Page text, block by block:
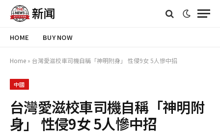
HOME BUY NOW
Home » 台灣愛滋校車司機自稱「神明附身」 性侵9女 5人慘中招
中國
台灣愛滋校車司機自稱「神明附
身」 性侵9女 5人慘中招